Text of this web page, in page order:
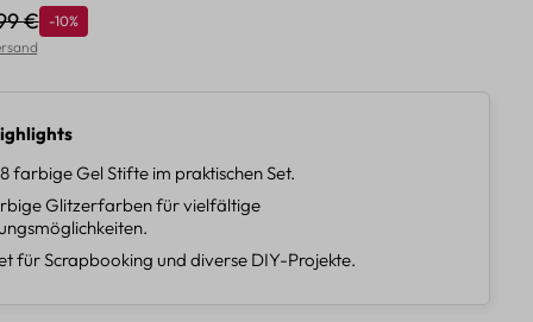
Preis:
€ Rabatt
-10%
farbige Gel Stifte im praktischen Set.
Glitzerfarben für vielfältige
für Scrapbooking und diverse DIY-Projekte.